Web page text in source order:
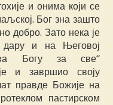
и онима који се
Бог зна зашто
добро. Зато нека је
и на Његовој
Богу за све“
и завршио своју
правде Божије на
пастирском